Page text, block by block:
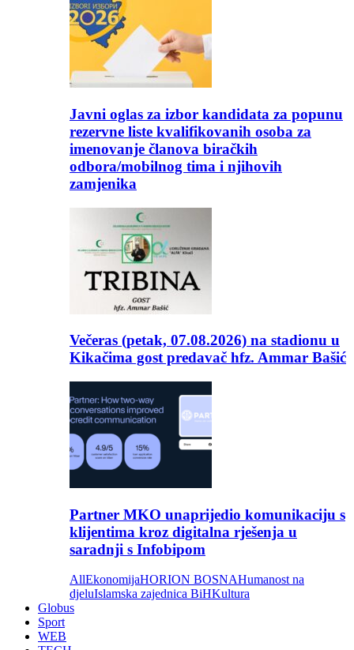
Javni oglas za izbor kandidata za popunu
rezervne liste kvalifikovanih osoba za
imenovanje članova biračkih
odbora/mobilnog tima i njihovih
zamjenika
Večeras (petak, 07.08.2026) na stadionu u
Kikačima gost predavač hfz. Ammar Bašić
Partner MKO unaprijedio komunikaciju s
klijentima kroz digitalna rješenja u
saradnji s Infobipom
AllEkonomijaHORION BOSNAHumanost na
djeluIslamska zajednica BiHKultura
Globus
Sport
WEB